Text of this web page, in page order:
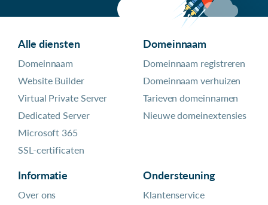
Alle diensten
Domeinnaam
Website Builder
Virtual Private Server
Dedicated Server
Microsoft 365
SSL-certificaten
Domeinnaam
Domeinnaam registreren
Domeinnaam verhuizen
Tarieven domeinnamen
Nieuwe domeinextensies
Informatie
Over ons
Ondersteuning
Klantenservice